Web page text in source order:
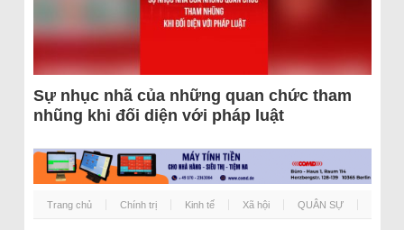
Sự nhục nhã của những quan chức tham
nhũng khi đối diện với pháp luật
Trang chủ Chính trị Kinh tế Xã hội QUÂN SỰ